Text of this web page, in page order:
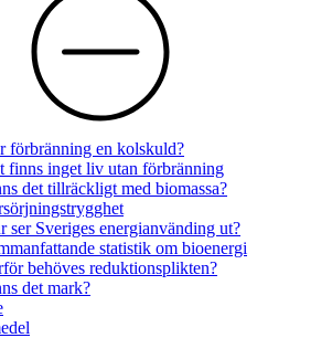
förbränning en kolskuld?
finns inget liv utan förbränning
det tillräckligt med biomassa?
ser Sveriges energianvänding ut?
statistik om bioenergi
behöves reduktionsplikten?
det mark?